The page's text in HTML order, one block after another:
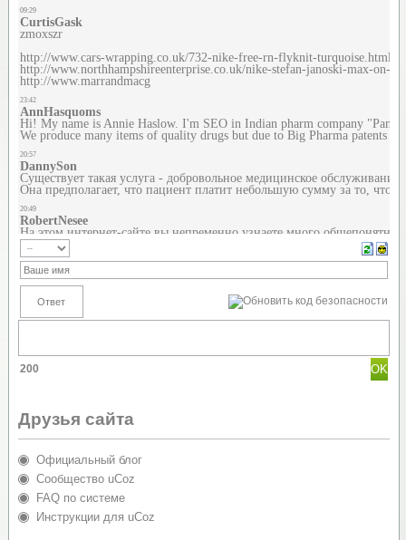
200
Друзья сайта
Официальный блог
Сообщество uCoz
FAQ по системе
Инструкции для uCoz